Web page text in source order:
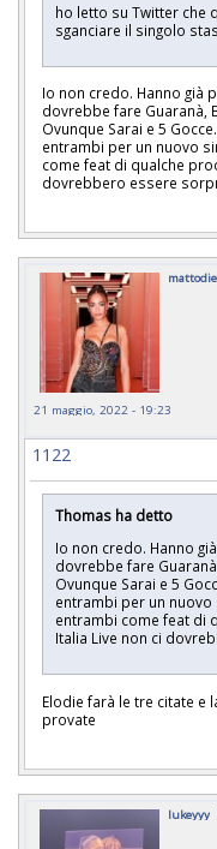
ho letto su Twitter che
sganciare il singolo
Io non credo. Hanno già
dovrebbe fare Guaranà,
Ovunque Sarai e 5
entrambi per un nuovo
come feat di qualche
dovrebbero essere
mattodie
21 maggio, 2022 - 19:23
1122
Thomas ha detto
Io non credo. Hanno
dovrebbe fare
Ovunque Sarai e 5
entrambi per un nuovo
entrambi come feat di
Italia Live non ci
Elodie farà le tre citate e
provate
lukeyyy